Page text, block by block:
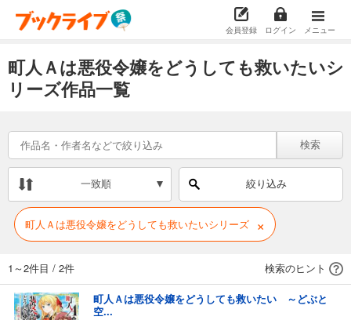
会員登録 ログイン メニュー
町人Ａは悪役令嬢をどうしても救いたいシ
リーズ作品一覧
検索
一致順 絞り込み
町人Ａは悪役令嬢をどうしても救いたいシリーズ ×
1～2件目 / 2件 検索のヒント
町人Ａは悪役令嬢をどうしても救いたい ～どぶと
空...